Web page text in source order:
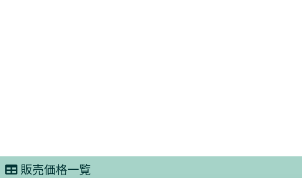
販売価格一覧